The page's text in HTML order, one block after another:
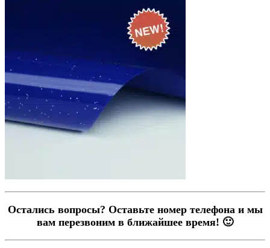
Остались вопросы? Оставьте номер телефона и мы
вам перезвоним в ближайшее время! 🙂